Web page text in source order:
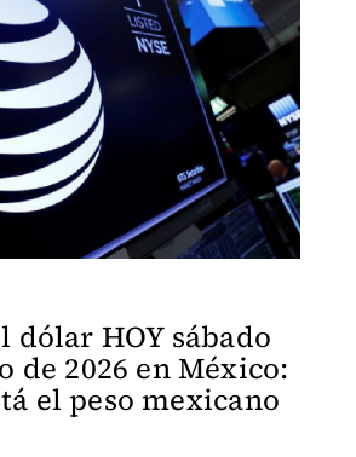
dólar HOY sábado
de 2026 en México:
el peso mexicano